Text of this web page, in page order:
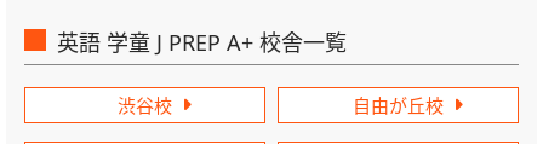
英語 学童 J PREP A+ 校舎一覧
渋谷校 自由が丘校